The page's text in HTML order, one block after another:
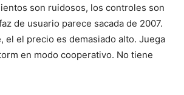
son ruidosos, los controles son
de usuario parece sacada de 2007.
el el precio es demasiado alto. Juega
en modo cooperativo. No tiene